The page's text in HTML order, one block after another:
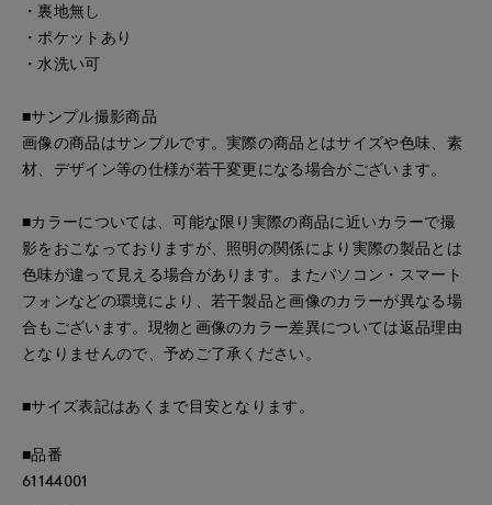
・裏地無し
・ポケットあり
・水洗い可
■サンプル撮影商品
画像の商品はサンプルです。実際の商品とはサイズや色味、素
材、デザイン等の仕様が若干変更になる場合がございます。
■カラーについては、可能な限り実際の商品に近いカラーで撮
影をおこなっておりますが、照明の関係により実際の製品とは
色味が違って見える場合があります。またパソコン・スマート
フォンなどの環境により、若干製品と画像のカラーが異なる場
合もございます。現物と画像のカラー差異については返品理由
となりませんので、予めご了承ください。
■サイズ表記はあくまで目安となります。
■品番
61144001